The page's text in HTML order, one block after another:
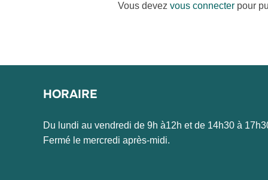
Vous devez vous connecter pour
HORAIRE
Du lundi au vendredi de 9h à12h et de 14h30 à
Fermé le mercredi après-midi.